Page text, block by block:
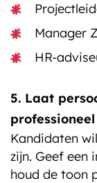
Manager
HR-
5. Laat
professioneel
Kandidaten
zijn. Geef een
houd de toon